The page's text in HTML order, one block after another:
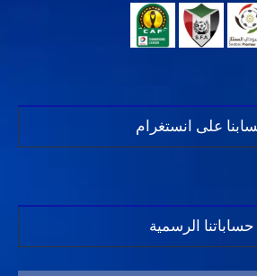
على انستغرام
حساباتنا الرسمية